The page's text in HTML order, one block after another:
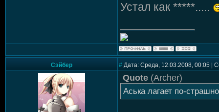
Устал как *****.....
Сэйбер # Дата: Среда, 12.03.2008, 00:05 |
Quote (Archer)
Аська лагает по-